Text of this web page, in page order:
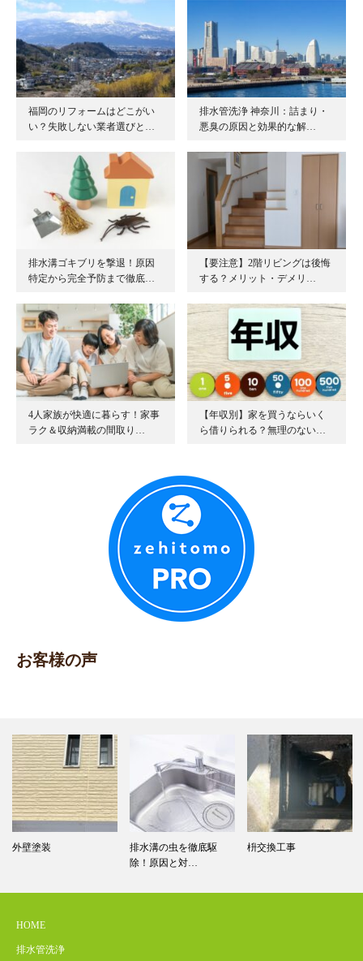
福岡のリフォームはどこがい
い？失敗しない業者選びと…
排水管洗浄 神奈川：詰まり・
悪臭の原因と効果的な解…
排水溝ゴキブリを撃退！原因
特定から完全予防まで徹底…
【要注意】2階リビングは後悔
する？メリット・デメリ…
4人家族が快適に暮らす！家事
ラク＆収納満載の間取り…
【年収別】家を買うならいく
ら借りられる？無理のない…
お客様の声
外壁塗装
排水溝の虫を徹底駆
除！原因と対…
枡交換工事
HOME
排水管洗浄